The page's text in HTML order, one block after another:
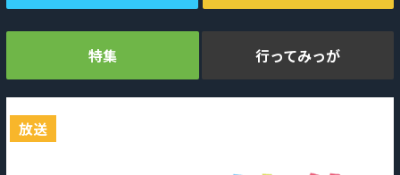
特集
放送
行ってみっが